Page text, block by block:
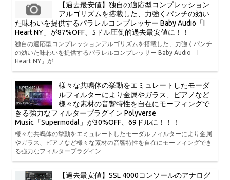
【過去最安値】独自の適応型コンプレッション
アルゴリズムを搭載した、力強くパンチの効い
た味わいを提供するパラレルコンプレッサー Baby Audio「I
Heart NY」が87%OFF、5ドル圧倒的過去最安値に！！
独自の適応型コンプレッションアルゴリズムを搭載した、力強くパンチ
の効いた味わいを提供するパラレルコンプレッサー Baby Audio「I
Heart NY」が
様々な共鳴体の挙動をエミュレートしたモーダ
ルフィルターにより金属やガラス、ピアノなど
様々な素材の音響特性を自在にモーフィングで
きる強力なフィルタープラグイン Polyverse
Music「Supermodal」が30%OFF、69ドルに！！！
様々な共鳴体の挙動をエミュレートしたモーダルフィルターにより金属
やガラス、ピアノなど様々な素材の音響特性を自在にモーフィングでき
る強力なフィルタープラグイン
【過去最安値】SSL 4000コンソールのアナログ